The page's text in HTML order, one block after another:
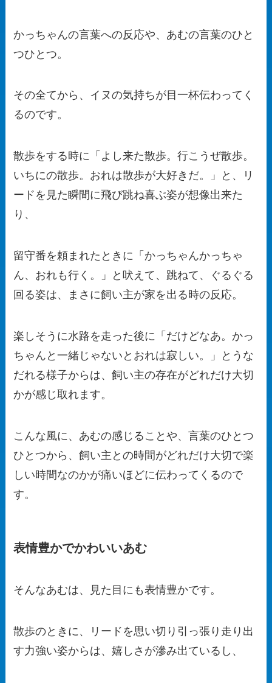
かっちゃんの言葉への反応や、あむの言葉のひと
つひとつ。
その全てから、イヌの気持ちが目一杯伝わってく
るのです。
散歩をする時に「よし来た散歩。行こうぜ散歩。
いちにの散歩。おれは散歩が大好きだ。」と、リ
ードを見た瞬間に飛び跳ね喜ぶ姿が想像出来た
り、
留守番を頼まれたときに「かっちゃんかっちゃ
ん、おれも行く。」と吠えて、跳ねて、ぐるぐる
回る姿は、まさに飼い主が家を出る時の反応。
楽しそうに水路を走った後に「だけどなあ。かっ
ちゃんと一緒じゃないとおれは寂しい。」とうな
だれる様子からは、飼い主の存在がどれだけ大切
かが感じ取れます。
こんな風に、あむの感じることや、言葉のひとつ
ひとつから、飼い主との時間がどれだけ大切で楽
しい時間なのかが痛いほどに伝わってくるので
す。
表情豊かでかわいいあむ
そんなあむは、見た目にも表情豊かです。
散歩のときに、リードを思い切り引っ張り走り出
す力強い姿からは、嬉しさが滲み出ているし、